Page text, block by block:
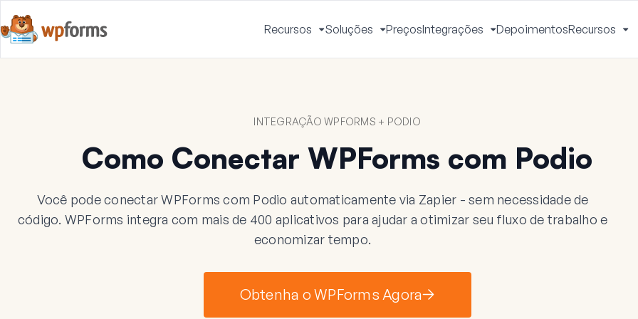
Recursos
Alternar
Menu
Soluções
Alternar
Menu
PreçosIntegrações
Alternar
Menu
DepoimentosRecursos
INTEGRAÇÃO WPFORMS + PODIO
Como Conectar WPForms com Podio
Você pode conectar WPForms com Podio automaticamente via Zapier - sem necessidade de
código. WPForms integra com mais de 400 aplicativos para ajudar a otimizar seu fluxo de trabalho e
economizar tempo.
Obtenha o WPForms Agora